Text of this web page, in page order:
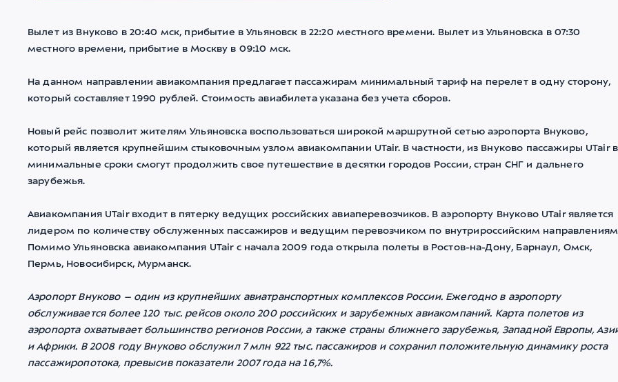
Вылет из Внуково в 20:40 мск, прибытие в Ульяновск в 22:20 местного времени. Вылет из Ульяновска в 07:30
местного времени, прибытие в Москву в 09:10 мск.
На данном направлении авиакомпания предлагает пассажирам минимальный тариф на перелет в одну сторону,
который составляет 1990 рублей. Стоимость авиабилета указана без учета сборов.
Новый рейс позволит жителям Ульяновска воспользоваться широкой маршрутной сетью аэропорта Внуково,
который является крупнейшим стыковочным узлом авиакомпании UTair. В частности, из Внуково пассажиры UTair в
минимальные сроки смогут продолжить свое путешествие в десятки городов России, стран СНГ и дальнего
зарубежья.
Авиакомпания UTair входит в пятерку ведущих российских авиаперевозчиков. В аэропорту Внуково UTair является
лидером по количеству обслуженных пассажиров и ведущим перевозчиком по внутрироссийским
Помимо Ульяновска авиакомпания UTair с начала 2009 года открыла полеты в Ростов-на-Дону, Барнаул, Омск,
Пермь, Новосибирск, Мурманск.
Аэропорт Внуково – один из крупнейших авиатранспортных комплексов России. Ежегодно в аэропорту
обслуживается более 120 тыс. рейсов около 200 российских и зарубежных авиакомпаний. Карта полетов из
аэропорта охватывает большинство регионов России, а также страны ближнего зарубежья, Западной Европы,
и Африки. В 2008 году Внуково обслужил 7 млн 922 тыс. пассажиров и сохранил положительную динамику роста
пассажиропотока, превысив показатели 2007 года на 16,7%.